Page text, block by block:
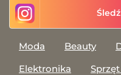
Moda Beauty
Elektronika